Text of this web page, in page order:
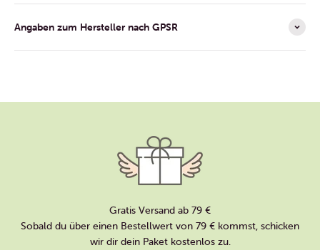
Angaben zum Hersteller nach GPSR
Gratis Versand ab 79 €
Sobald du über einen Bestellwert von 79 € kommst, schicken
wir dir dein Paket kostenlos zu.